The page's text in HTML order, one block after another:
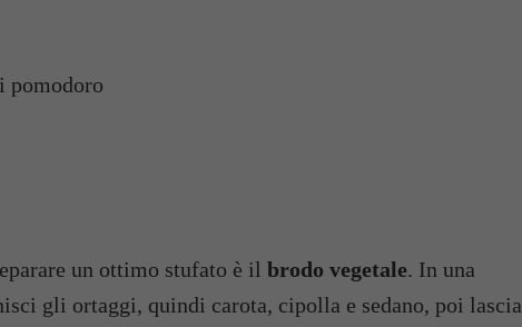
pomodoro
un ottimo stufato è il brodo vegetale. In una
gli ortaggi, quindi carota, cipolla e sedano, poi lascia